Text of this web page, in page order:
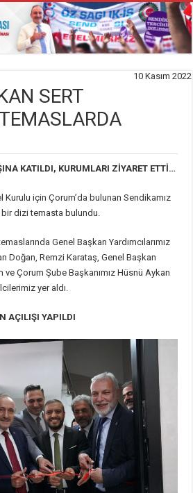
10 Kasım 2022
SERT
KATILDI, KURUMLARI ZİYARET ETTİ…
Kurulu için Çorum’da bulunan Sendikamız
bir dizi temasta bulundu.
Genel Başkan Yardımcılarımız
Doğan, Remzi Karataş, Genel Başkan
ve Çorum Şube Başkanımız Hüsnü Aykan
yer aldı.
AÇILIŞI YAPILDI